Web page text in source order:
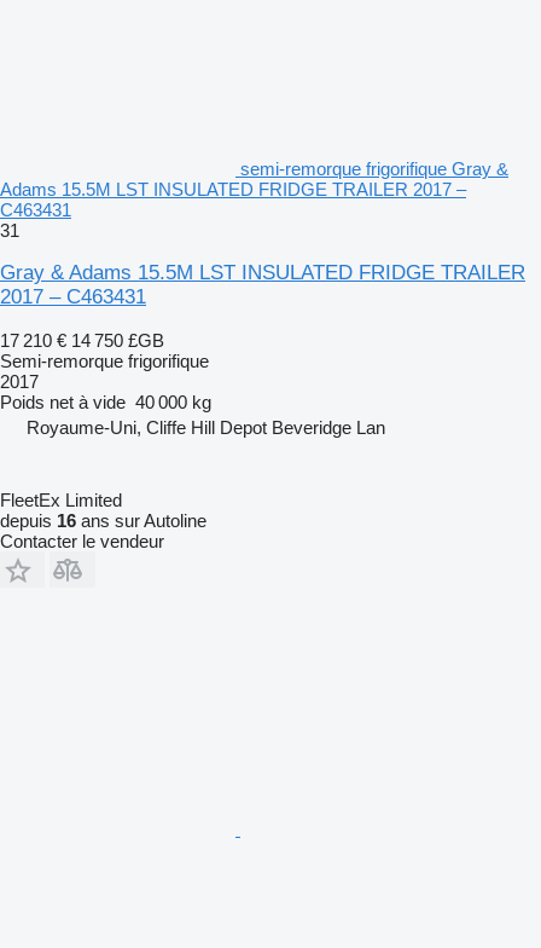
semi-remorque frigorifique Gray &
Adams 15.5M LST INSULATED FRIDGE TRAILER 2017 –
C463431
31
Gray & Adams 15.5M LST INSULATED FRIDGE TRAILER
2017 – C463431
17 210 € 14 750 £GB
Semi-remorque frigorifique
2017
Poids net à vide 40 000 kg
Royaume-Uni, Cliffe Hill Depot Beveridge Lan
FleetEx Limited
depuis 16 ans sur Autoline
Contacter le vendeur